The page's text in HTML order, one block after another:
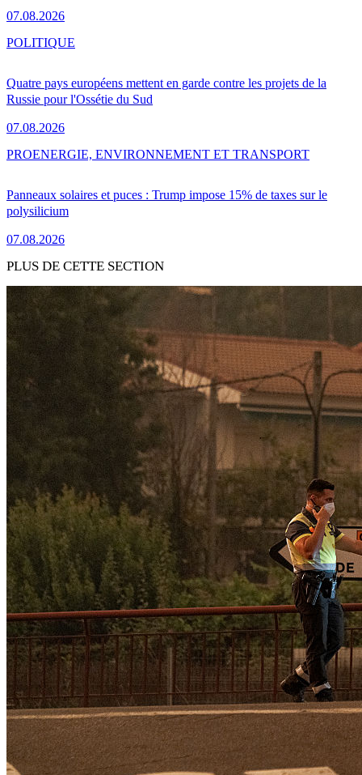
07.08.2026
Quatre pays européens mettent en garde contre les projets de la
Russie pour l'Ossétie du Sud
07.08.2026
POLITIQUE
Panneaux solaires et puces : Trump impose 15% de taxes sur le
polysilicium
07.08.2026
PROENERGIE, ENVIRONNEMENT ET TRANSPORT
PLUS DE CETTE SECTION